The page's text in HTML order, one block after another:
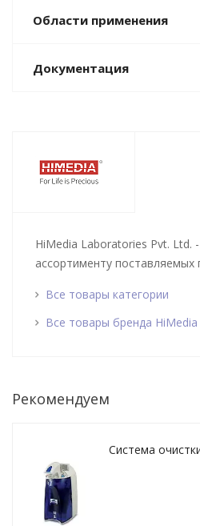
Области применения
Документация
HiMedia Laboratories Pvt. Ltd.
ассортименту поставляемых
Все товары категории
Все товары бренда HiMedia
Рекомендуем
Система